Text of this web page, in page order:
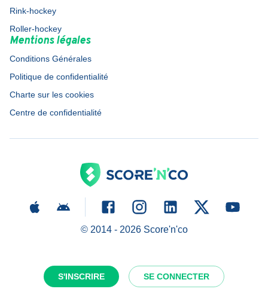
S'INSCRIRE SE CONNECTER
Rink-hockey
Roller-hockey
Mentions légales
Conditions Générales
Politique de confidentialité
Charte sur les cookies
Centre de confidentialité
© 2014 - 2026Score'n'co